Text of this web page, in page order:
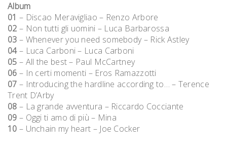
Album
01 – Discao Meravigliao – Renzo Arbore
02 – Non tutti gli uomini – Luca Barbarossa
03 – Whenever you need somebody – Rick Astley
04– Luca Carboni – Luca Carboni
05 – All the best – Paul McCartney
06 – In certi momenti – Eros Ramazzotti
07 – Introducing the hardline according to… – Terence
Trent D’Arby
08 – La grande avventura – Riccardo Cocciante
09 – Oggi ti amo di più – Mina
10 – Unchain my heart – Joe Cocker